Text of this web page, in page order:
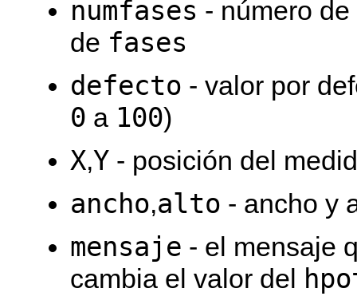
numfases - número
de fases
defecto - valor por
0 a 100)
X,Y - posición del
ancho,alto - ancho y
mensaje - el mensaje
cambia el valor del